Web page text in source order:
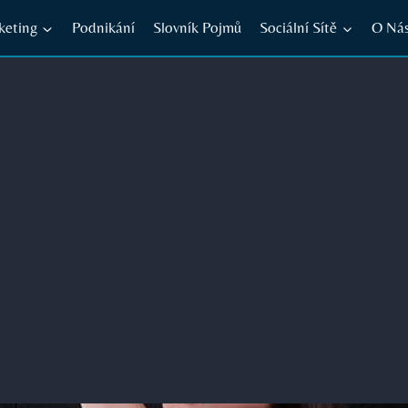
Podnikání Slovník Pojmů Sociální Sítě O